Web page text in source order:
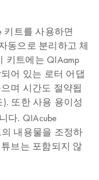
키트를 사용하면
동으로 분리하고 체
키트에는 QIAamp
어 있는 로터 어댑
며 시간도 절약됩
). 또한 사용 용이성
다. QIAcube
내용물을 조정하
브는 포함되지 않